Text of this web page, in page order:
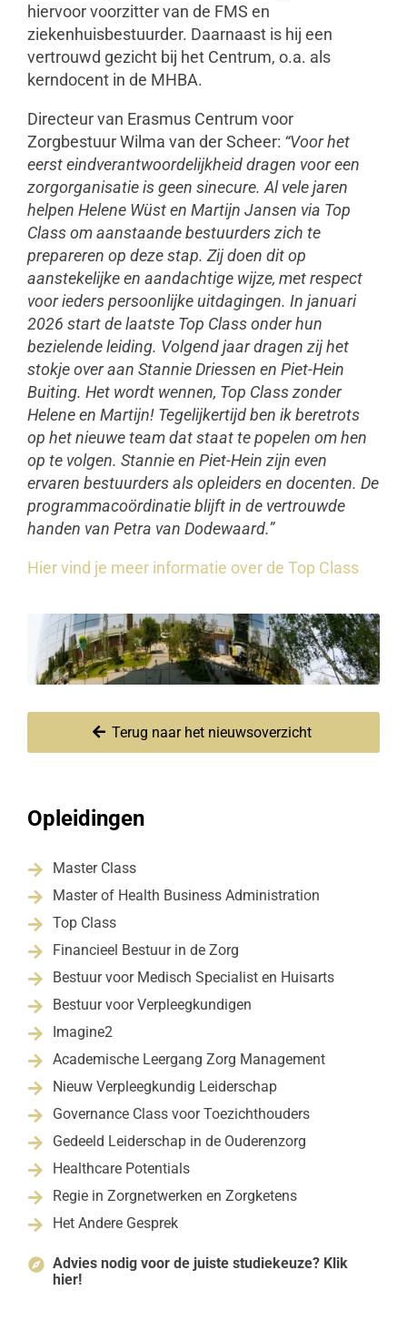
hiervoor voorzitter van de FMS en
ziekenhuisbestuurder. Daarnaast is hij een
vertrouwd gezicht bij het Centrum, o.a. als
kerndocent in de MHBA.
Directeur van Erasmus Centrum voor
Zorgbestuur Wilma van der Scheer: “Voor het
eerst eindverantwoordelijkheid dragen voor een
zorgorganisatie is geen sinecure. Al vele jaren
helpen Helene Wüst en Martijn Jansen via Top
Class om aanstaande bestuurders zich te
prepareren op deze stap. Zij doen dit op
aanstekelijke en aandachtige wijze, met respect
voor ieders persoonlijke uitdagingen. In januari
2026 start de laatste Top Class onder hun
bezielende leiding. Volgend jaar dragen zij het
stokje over aan Stannie Driessen en Piet-Hein
Buiting. Het wordt wennen, Top Class zonder
Helene en Martijn! Tegelijkertijd ben ik beretrots
op het nieuwe team dat staat te popelen om hen
op te volgen. Stannie en Piet-Hein zijn even
ervaren bestuurders als opleiders en docenten. De
programmacoördinatie blijft in de vertrouwde
handen van Petra van Dodewaard.”
Hier vind je meer informatie over de Top Class
Terug naar het nieuwsoverzicht
Opleidingen
 Master Class
 Master of Health Business Administration
 Top Class
 Financieel Bestuur in de Zorg
 Bestuur voor Medisch Specialist en Huisarts
 Bestuur voor Verpleegkundigen
 Imagine2
 Academische Leergang Zorg Management
 Nieuw Verpleegkundig Leiderschap
 Governance Class voor Toezichthouders
 Gedeeld Leiderschap in de Ouderenzorg
 Healthcare Potentials
 Regie in Zorgnetwerken en Zorgketens
 Het Andere Gesprek
 Advies nodig voor de juiste studiekeuze? Klik
hier!